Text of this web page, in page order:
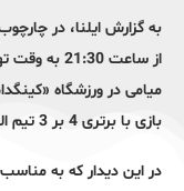
به گزارش ایلنا، در
از ساعت
میامی در ورزشگاه
بازی با برتری 4 بر 3 تیم الهلال خاتمه یافت.
در این دیدار که به مناسب